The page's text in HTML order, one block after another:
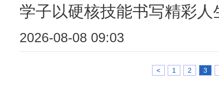
学子以硬核技能书写精彩人
2026-08-08 09:03
< 1 2 3